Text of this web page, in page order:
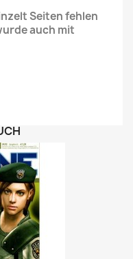
Seiten fehlen
auch mit